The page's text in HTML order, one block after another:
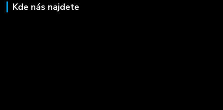
Kde nás najdete